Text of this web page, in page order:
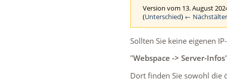
Version vom 13. August
(Unterschied) ←
Sollten Sie keine eigenen
"Webspace -> Server-Infos"
Dort finden Sie sowohl die